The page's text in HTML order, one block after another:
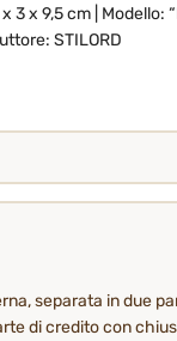
3 x 9,5 cm | Modello:
STILORD
separata in due
di credito con